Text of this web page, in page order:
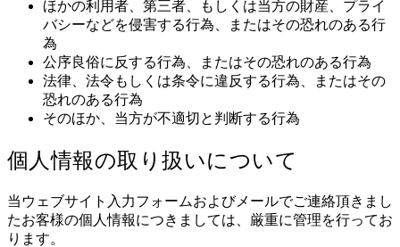
ほかの利用者、第三者、もしくは当方の財産、プライ
バシーなどを侵害する行為、またはその恐れのある行
為
公序良俗に反する行為、またはその恐れのある行為
法律、法令もしくは条令に違反する行為、またはその
恐れのある行為
そのほか、当方が不適切と判断する行為
個人情報の取り扱いについて
当ウェブサイト入力フォームおよびメールでご連絡頂きまし
たお客様の個人情報につきましては、厳重に管理を行ってお
ります。